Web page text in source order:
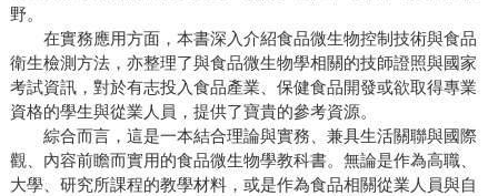
野。
在實務應用方面，本書深入介紹食品微生物控制技術與食品
衛生檢測方法，亦整理了與食品微生物學相關的技師證照與國家
考試資訊，對於有志投入食品產業、保健食品開發或欲取得專業
資格的學生與從業人員，提供了寶貴的參考資源。
綜合而言，這是一本結合理論與實務、兼具生活關聯與國際
觀、內容前瞻而實用的食品微生物學教科書。無論是作為高職、
大學、研究所課程的教學材料，或是作為食品相關從業人員與自